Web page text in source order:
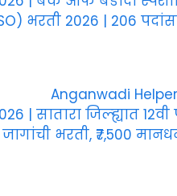
भरती 2026 | 206
Anganwadi
| सातारा जिल्ह्यात
जागांची भरती, ₹7,500